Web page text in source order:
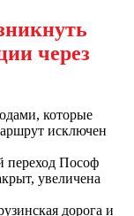
через
которые
исключен
переход Пософ
увеличена
дорога и